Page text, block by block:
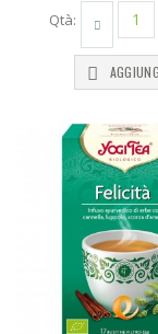
Qtà: